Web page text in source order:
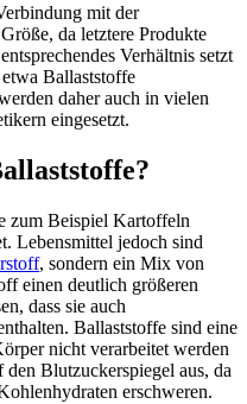
mit der
da letztere Produkte
Verhältnis setzt
Ballaststoffe
daher auch in vielen
eingesetzt.
zum Beispiel Kartoffeln
Lebensmittel jedoch sind
, sondern ein Mix von
einen deutlich größeren
dass sie auch
Ballaststoffe sind eine
nicht verarbeitet werden
Blutzuckerspiegel aus, da
erschweren.